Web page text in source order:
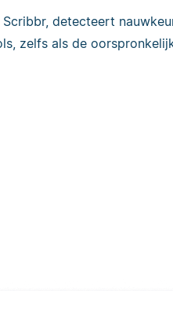
detecteert
zelfs als de